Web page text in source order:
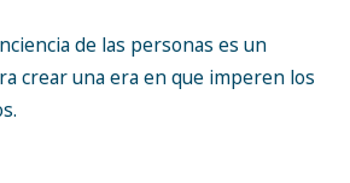
de las personas es un
crear una era en que imperen los